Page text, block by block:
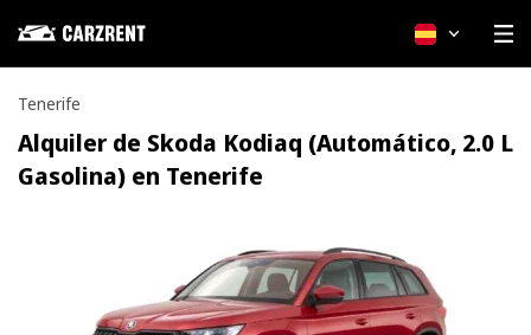
Español
Tenerife
Alquiler de Skoda Kodiaq (Automático, 2.0 L
Gasolina) en Tenerife